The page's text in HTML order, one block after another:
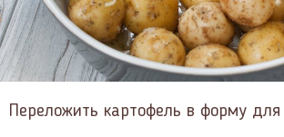
Переложить картофель в форму для